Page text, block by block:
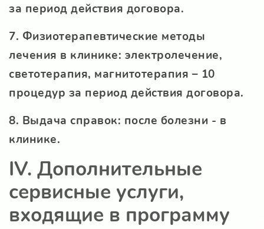
за период действия договора.
7. Физиотерапевтические методы
лечения в клинике: электролечение,
светотерапия, магнитотерапия – 10
процедур за период действия договора.
8. Выдача справок: после болезни - в
клинике.
IV. Дополнительные
сервисные услуги,
входящие в программу